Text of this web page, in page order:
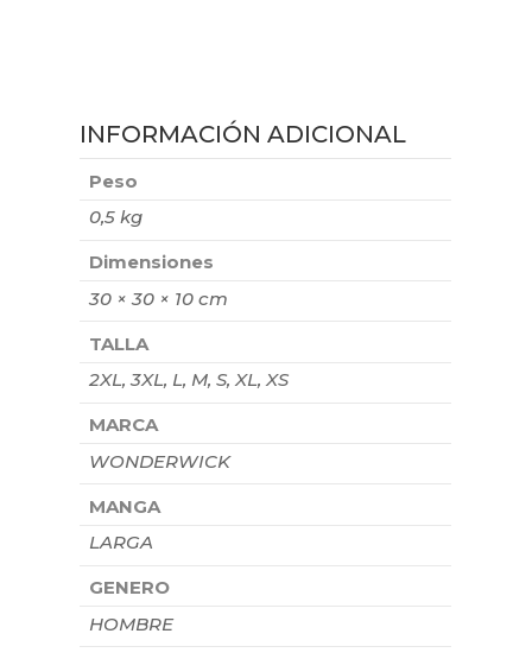
INFORMACIÓN ADICIONAL
Peso
0,5 kg
Dimensiones
30 × 30 × 10 cm
TALLA
2XL, 3XL, L, M, S, XL, XS
MARCA
WONDERWICK
MANGA
LARGA
GENERO
HOMBRE